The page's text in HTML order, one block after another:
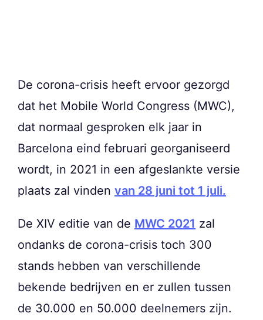
De corona-crisis heeft ervoor gezorgd
dat het Mobile World Congress (MWC),
dat normaal gesproken elk jaar in
Barcelona eind februari georganiseerd
wordt, in 2021 in een afgeslankte versie
plaats zal vinden van 28 juni tot 1 juli.
De XIV editie van de MWC 2021 zal
ondanks de corona-crisis toch 300
stands hebben van verschillende
bekende bedrijven en er zullen tussen
de 30.000 en 50.000 deelnemers zijn.